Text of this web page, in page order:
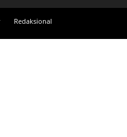
Redaksional